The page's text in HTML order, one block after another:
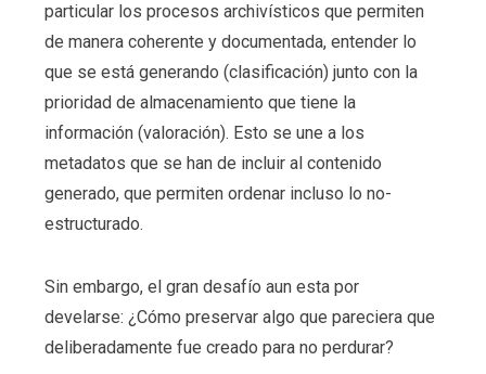
particular los procesos archivísticos que permiten
de manera coherente y documentada, entender lo
que se está generando (clasificación) junto con la
prioridad de almacenamiento que tiene la
información (valoración). Esto se une a los
metadatos que se han de incluir al contenido
generado, que permiten ordenar incluso lo no-
estructurado.
Sin embargo, el gran desafío aun esta por
develarse: ¿Cómo preservar algo que pareciera que
deliberadamente fue creado para no perdurar?